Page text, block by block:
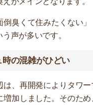
倒臭くて住みたくない
声が多いです。
の混雑がひどい
は、再開発によりタワー
増加しました。そのた